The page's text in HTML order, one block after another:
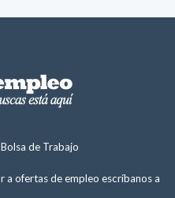
Bolsa de Trabajo
a ofertas de empleo escríbanos a